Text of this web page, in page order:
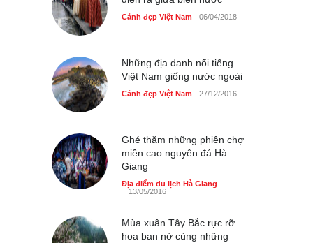
tiên qua cửa khẩu Móng Cái
Thực hư cây cầu gỗ dài
nhất Việt Nam bị ‘xóa sổ’
sau lũ
Bún cá thố và bánh canh
cốt dừa miền Tây ở Sài Gòn
Cảnh đẹp Việt Nam
Cảnh đẹp Việt Nam 25/04/2020
Cảnh đẹp Việt Nam 06/04/2018
Những địa danh nổi tiếng
Việt Nam giống nước ngoài
Cảnh đẹp Việt Nam 27/12/2016
Ghé thăm những phiên chợ
miền cao nguyên đá Hà
Giang
Địa điểm du lịch Hà Giang
13/05/2016
Mùa xuân Tây Bắc rực rỡ
hoa ban nở cùng những